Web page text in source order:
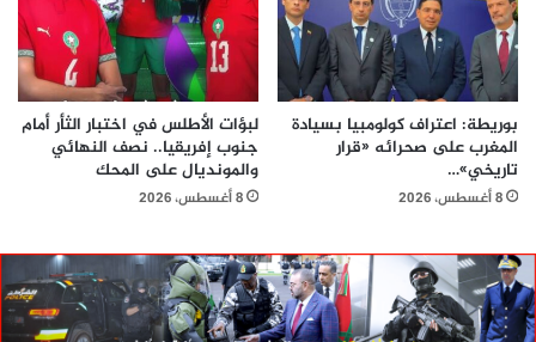
بوريطة: اعتراف كولومبيا بسيادة
المغرب على صحرائه «قرار
تاريخي»…
8 أغسطس، 2026
لبؤات الأطلس في اختبار الثأر أمام
جنوب إفريقيا.. نصف النهائي
والمونديال على المحك
8 أغسطس، 2026